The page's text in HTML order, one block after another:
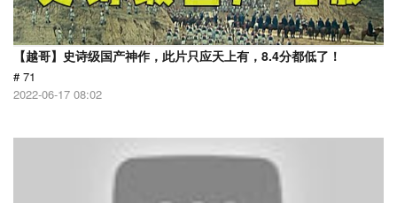
【越哥】史诗级国产神作，此片只应天上有，8.4分都低了！
# 71
2022-06-17 08:02